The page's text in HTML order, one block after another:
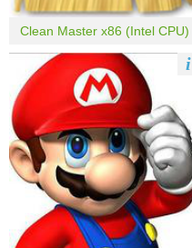
Clean Master x86 (Intel CPU)
i